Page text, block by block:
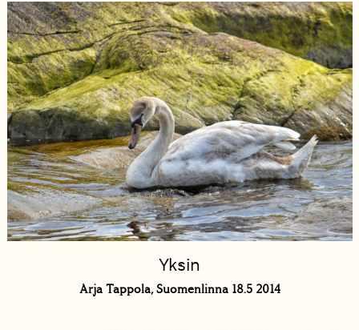
Yksin
Arja Tappola, Suomenlinna 18.5 2014